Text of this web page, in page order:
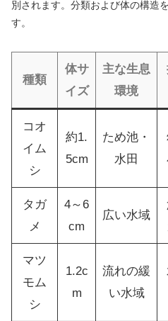
別されます。分類および体の構造
す。
種類
体サ
イズ
主な生息
環境
コオ
イム
シ
約1.
5cm
ため池・
水田
タガ
メ
4～6
cm
広い水域
マツ
モム
シ
1.2c
m
流れの緩
い水域